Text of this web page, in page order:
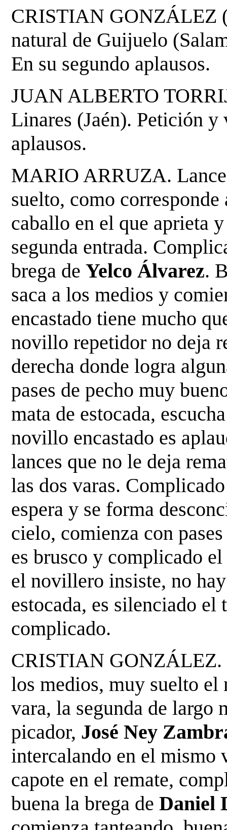
CRISTIAN GONZÁLEZ
natural de Guijuelo
En su segundo aplausos.
JUAN ALBERTO
Linares (Jaén). Petición y
aplausos.
MARIO ARRUZA.
suelto, como
caballo en el que aprieta
segunda entrada.
brega deYelco Álvarez.
saca a losmedios y
encastado tiene mucho
novillo repetidor no deja
derecha donde logra
pases de pecho muy
mata de estocada,
novillo encastado es
lances que no le deja
las dos varas.
espera y se forma
cielo, comienza con
es brusco y complicado
el novillero insiste, no
estocada, es silenciado el
complicado.
CRISTIAN GONZÁLEZ.
los medios, muy suelto
vara, la segunda de largo
picador, José Ney
intercalando en el mismo
capote en el remate,
buena la brega deDaniel